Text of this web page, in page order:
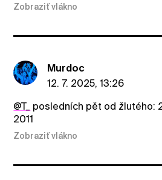
Zobraziť vlákno
Murdoc
12. 7. 2025, 13:26
@T_ posledních pět od žlutého:
2011
Zobraziť vlákno